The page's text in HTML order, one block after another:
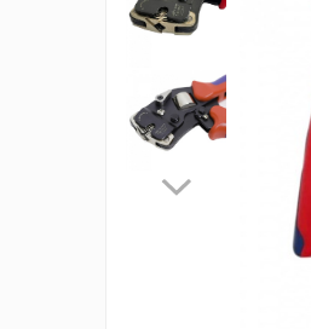
Copiatoare de carduri si taguri
Accesorii instalatii electrice
Conectori cabluri de date si alarma